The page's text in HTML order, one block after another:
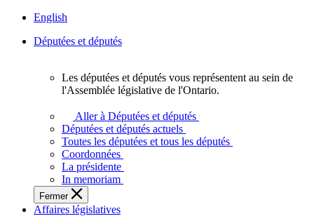
English
Députées et députés
députés
vous
représentent
sein
de
l'Assemblée
législative
Les députées et députés vous représentent au sein de
l'Assemblée législative de l'Ontario.
Aller à Députées et députés
Députées et députés actuels
Toutes les députées et tous les députés
Coordonnées
La présidente
In memoriam
Fermer
Affaires législatives